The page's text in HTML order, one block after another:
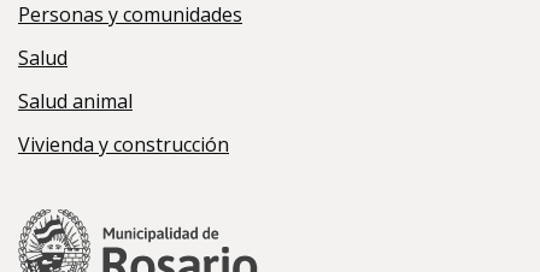
Personas y comunidades
Salud
Salud animal
Vivienda y construcción